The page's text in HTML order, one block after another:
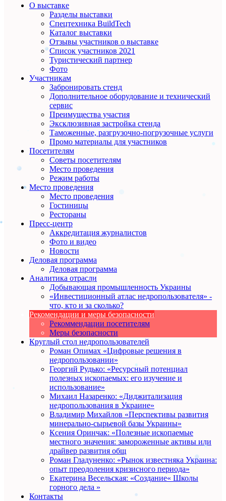
О выставке
Разделы выставки
Спецтехника BuildTech
Каталог выставки
Отзывы участников о выставке
Список участников 2021
Туристический партнер
Фото
Участникам
Забронировать стенд
Дополнительное оборудование и технический
сервис
Преимущества участия
Эксклюзивная застройка стенда
Таможенные, разгрузочно-погрузочные услуги
Промо материалы для участников
Посетителям
Советы посетителям
Место проведения
Режим работы
Место проведения
Место проведения
Гостиницы
Рестораны
Пресс-центр
Аккредитация журналистов
Фото и видео
Новости
Деловая программа
Деловая программа
Аналитика отрасли
Добывающая промышленность Украины
«Инвестиционный атлас недропользователя» -
что, кто и за сколько?
Рекомендации и меры безопасности
Рекоммендации посетителям
Меры безопасности
Круглый стол недропользователей
Роман Опимах «Цифровые решения в
недропользовании»
Георгий Рудько: «Ресурсный потенциал
полезных ископаемых: его изучение и
использование»
Михаил Назаренко: «Диджитализация
недропользования в Украине»
Владимир Михайлов «Перспективы развития
минерально-сырьевой базы Украины»
Ксения Оринчак: «Полезные ископаемые
местного значения: замороженные активы или
драйвер развития общ
Роман Гладуненко: «Рынок известняка Украина:
опыт преодоления кризисного периода»
Екатерина Весельская: «Создание« Школы
горного дела »
Контакты